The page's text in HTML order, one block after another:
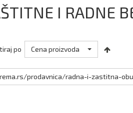
I RADNE
po
Cena proizvoda
prodavnica/radna-i-zastitna-